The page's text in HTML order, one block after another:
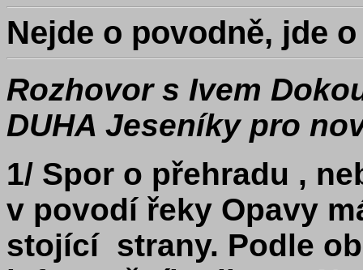
Nejde o povodně, jde
Rozhovor s Ivem
DUHA Jeseníky pro
1/ Spor o přehradu ,
v povodí řeky Opavy
stojící strany. Podle